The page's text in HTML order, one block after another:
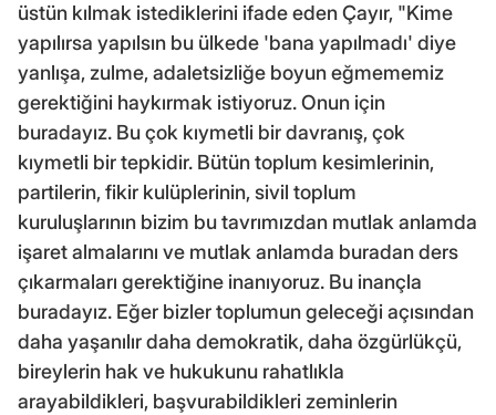
üstün kılmak istediklerini ifade eden Çayır, "Kime
yapılırsa yapılsın bu ülkede 'bana yapılmadı' diye
yanlışa, zulme, adaletsizliğe boyun eğmememiz
gerektiğini haykırmak istiyoruz. Onun için
buradayız. Bu çok kıymetli bir davranış, çok
kıymetli bir tepkidir. Bütün toplum kesimlerinin,
partilerin, fikir kulüplerinin, sivil toplum
kuruluşlarının bizim bu tavrımızdan mutlak anlamda
işaret almalarını ve mutlak anlamda buradan ders
çıkarmaları gerektiğine inanıyoruz. Bu inançla
buradayız. Eğer bizler toplumun geleceği açısından
daha yaşanılır daha demokratik, daha özgürlükçü,
bireylerin hak ve hukukunu rahatlıkla
arayabildikleri, başvurabildikleri zeminlerin